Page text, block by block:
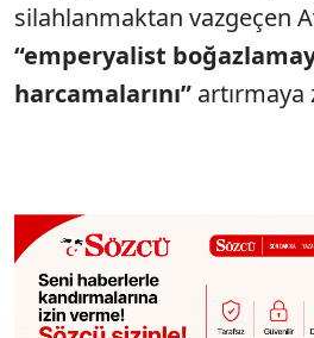
silahlanmaktan vazgeçen
“emperyalist
harcamalarını” artırmaya